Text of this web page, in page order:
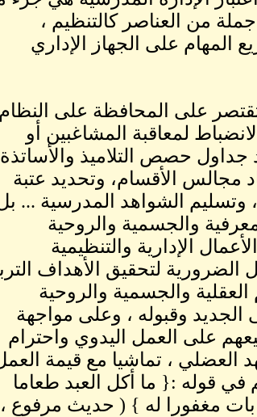
جملة من العناصر كالتنظيم ،
المهام على الجهاز الإداري
على المحافظة على النظام
لمعاقبة المشاغبين أو
جداول حصص التلاميذ والأساتذة
مجالس الأقسام، وتحديد عتبة
وتسليم الشواهد المدرسية ...
والجسمية والروحية
الإدارية والتنظيمية
الضرورية لتحقيق الأهداف
والجسمية والروحية
الجديد وقبوله ، وعلى مواجهة
على العمل اليدوي واحترام
العضلي ، تماشيا مع قيمة
قوله :{ ما أكل العبد طعاما
مغفورا له } ( حديث مرفوع ،